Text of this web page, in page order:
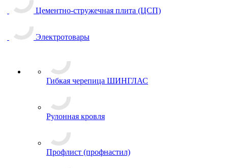
Цементно-стружечная плита (ЦСП)
Электротовары
Гибкая черепица ШИНГЛАС
Рулонная кровля
Профлист (профнастил)